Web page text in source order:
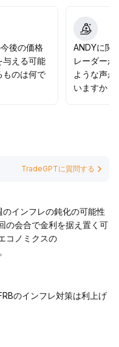
後の価格
与える可能
ものは何で
ANDYに関
レーダーか
ような声が
いますか？
TradeGPTに質問する
インフレの鈍化の可能性
の会合で金利を据え置く可
コノミクスの
のインフレ対策は利上げ